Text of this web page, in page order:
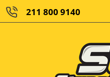
211 800 9140